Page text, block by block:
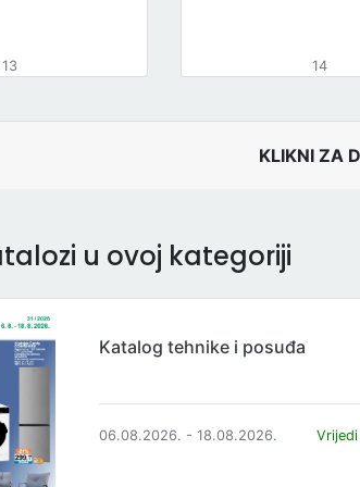
13 14
KLIKNI ZA
u ovoj kategoriji
Katalog tehnike i posuđa
06.08.2026. - 18.08.2026. Vrijedi